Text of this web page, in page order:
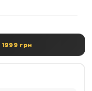
1999 грн